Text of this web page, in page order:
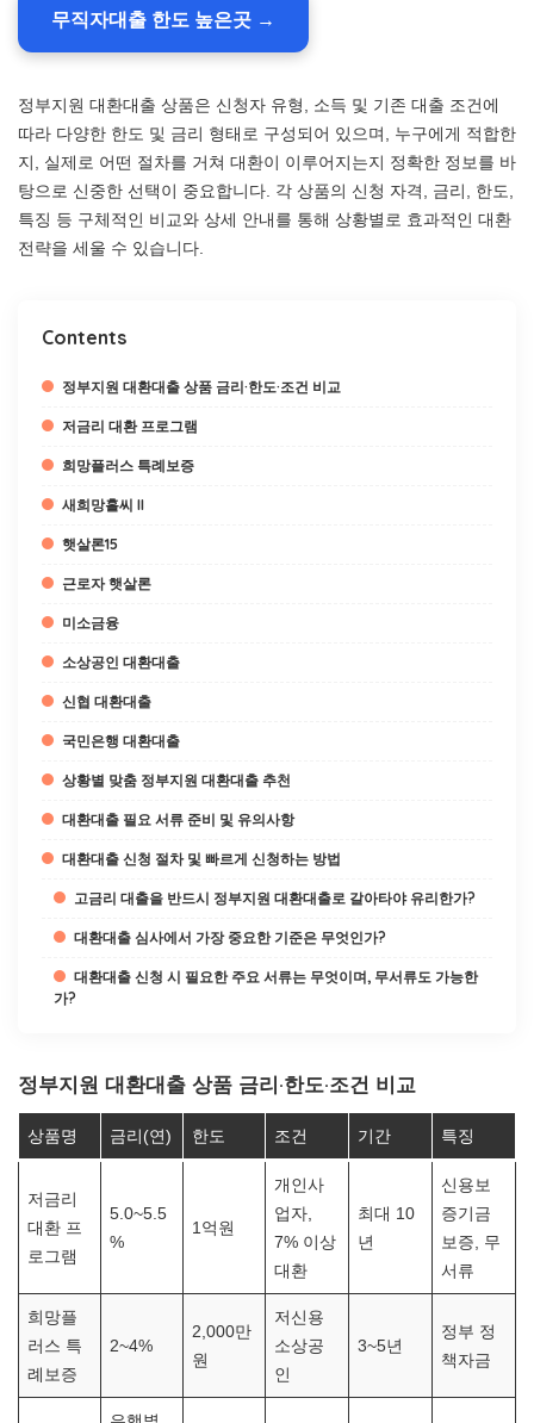
무직자대출 한도 높은곳 →
정부지원 대환대출 상품은 신청자 유형, 소득 및 기존 대출 조건에
따라 다양한 한도 및 금리 형태로 구성되어 있으며, 누구에게 적합한
지, 실제로 어떤 절차를 거쳐 대환이 이루어지는지 정확한 정보를 바
탕으로 신중한 선택이 중요합니다. 각 상품의 신청 자격, 금리, 한도,
특징 등 구체적인 비교와 상세 안내를 통해 상황별로 효과적인 대환
전략을 세울 수 있습니다.
Contents
정부지원 대환대출 상품 금리·한도·조건 비교
저금리 대환 프로그램
희망플러스 특례보증
새희망홀씨 II
햇살론15
근로자 햇살론
미소금융
소상공인 대환대출
신협 대환대출
국민은행 대환대출
상황별 맞춤 정부지원 대환대출 추천
대환대출 필요 서류 준비 및 유의사항
대환대출 신청 절차 및 빠르게 신청하는 방법
고금리 대출을 반드시 정부지원 대환대출로 갈아타야 유리한가?
대환대출 심사에서 가장 중요한 기준은 무엇인가?
대환대출 신청 시 필요한 주요 서류는 무엇이며, 무서류도 가능한
가?
정부지원 대환대출 상품 금리·한도·조건 비교
상품명 금리(연) 한도 조건 기간 특징
저금리
대환 프
로그램
5.0~5.5
%
1억원
개인사
업자,
7% 이상
대환
최대 10
년
신용보
증기금
보증, 무
서류
희망플
러스 특
례보증
2~4%
2,000만
원
저신용
소상공
인
3~5년
정부 정
책자금